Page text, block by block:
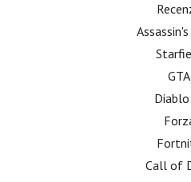
GTA
Call of